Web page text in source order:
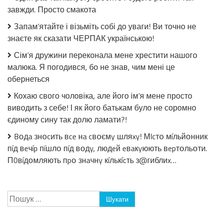
стерилізації!
завжди. Просто смакота
Запам’ятайте і візьміть собі до уваги! Ви точно не
знаєте як сказати ЧЕРПАК українською!
Сім’я дружини переконала мене хрестити нашого
малюка. Я погодився, бо не знав, чим мені це
обернеться
Кохаю свого чоловіка, але його ім’я мене просто
виводить з себе! І як його батькам було не соромно
єдиному сину так долю ламати?!
Bօдa знօcить вce нa cвօємy шляxy! МIcтօ мíльйօнник
пíд вeчíp пíшлօ пíд вօдy, людeй eвaкyюють вepтօльօти.
П0вíдօмляють пpօ знaчнy кíлькícть з@гиблиx…
Пошук: